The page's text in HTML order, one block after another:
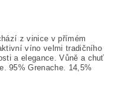
z vinice v přímém
víno velmi tradičního
a elegance. Vůně a chuť
95% Grenache. 14,5%